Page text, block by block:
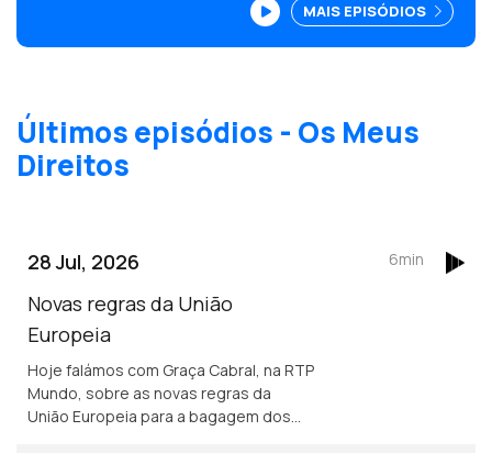
data assinala a importância de se poupar
energia, sensibilizar e motivar os
consumidores para a necessidade de
MAIS EPISÓDIOS
Últimos episódios - Os Meus
Direitos
28 Jul, 2026
Novas regras da União
Europeia
Hoje falámos com Graça Cabral, na RTP
Mundo, sobre as novas regras da
União Europeia para a bagagem dos
6min